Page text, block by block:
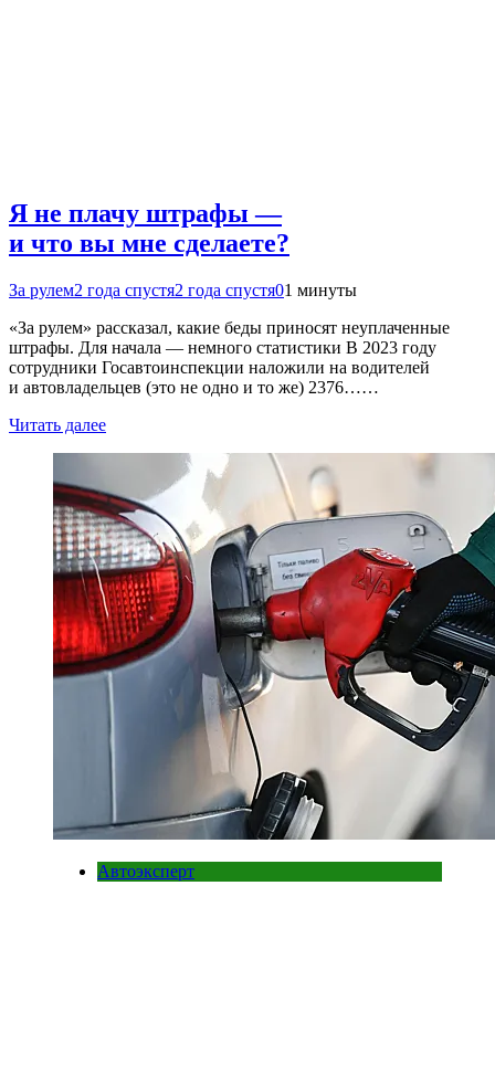
Я не плачу штрафы —
и что вы мне сделаете?
За рулем2 года спустя2 года спустя01 минуты
«За рулем» рассказал, какие беды приносят неуплаченные
штрафы. Для начала — немного статистики В 2023 году
сотрудники Госавтоинспекции наложили на водителей
и автовладельцев (это не одно и то же) 2376……
Читать далее
Автоэксперт